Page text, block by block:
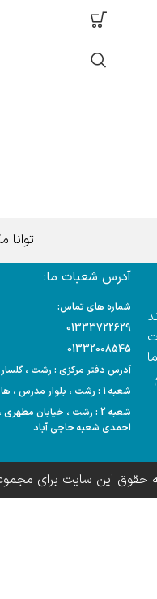
توانا
آدرس شعبات ما:
شماره های تماس:
01333722629
01332008545
آدرس دفتر مرکزی : رشت ، گلسار ،
شعبه 1 : رشت ، بلوار مدرس ، هایپر مارکت احمدی
شعبه 2 : رشت ، خیابان
احمدی شعبه حاجی آباد
حقوق این سایت برای